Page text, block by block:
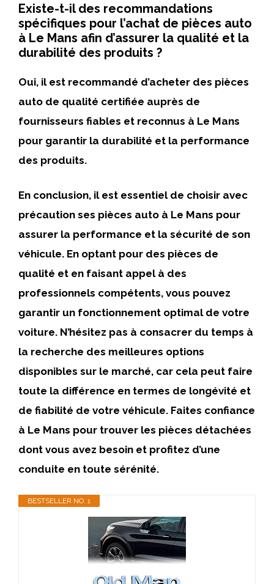
Existe-t-il des recommandations
spécifiques pour l’achat de pièces auto
à Le Mans afin d’assurer la qualité et la
durabilité des produits ?
Oui, il est recommandé d’acheter des pièces
auto de qualité certifiée auprès de
fournisseurs fiables et reconnus à Le Mans
pour garantir la durabilité et la performance
des produits.
En conclusion, il est essentiel de choisir avec
précaution ses pièces auto à Le Mans pour
assurer la performance et la sécurité de son
véhicule. En optant pour des pièces de
qualité et en faisant appel à des
professionnels compétents, vous pouvez
garantir un fonctionnement optimal de votre
voiture. N’hésitez pas à consacrer du temps à
la recherche des meilleures options
disponibles sur le marché, car cela peut faire
toute la différence en termes de longévité et
de fiabilité de votre véhicule. Faites confiance
à Le Mans pour trouver les pièces détachées
dont vous avez besoin et profitez d’une
conduite en toute sérénité.
BESTSELLER NO. 1